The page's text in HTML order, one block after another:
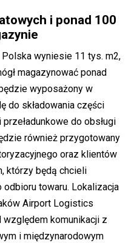
i ponad 100
wyniesie 11 tys. m2,
magazynować ponad
wyposażony w
do składowania części
do obsługi
również przygotowany
oraz klientów
którzy będą chcieli
towaru. Lokalizacja
Airport Logistics
komunikacji z
i międzynarodowym